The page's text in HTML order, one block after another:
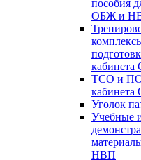
пособия
ОБЖ и
ТСО и ПО
Уголок
Учебные
НВП